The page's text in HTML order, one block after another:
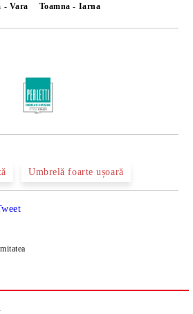
- Vara Toamna - Iarna
Umbrelă foarte ușoară